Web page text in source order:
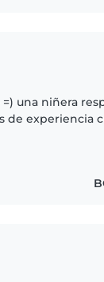
una niñera
de experiencia